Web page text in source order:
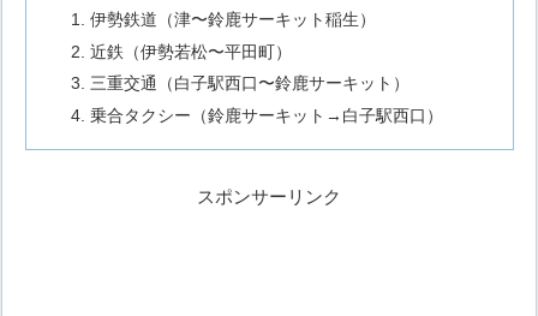
伊勢鉄道（津〜鈴鹿サーキット稲生）
近鉄（伊勢若松〜平田町）
三重交通（白子駅西口〜鈴鹿サーキット）
乗合タクシー（鈴鹿サーキット→白子駅西口）
スポンサーリンク